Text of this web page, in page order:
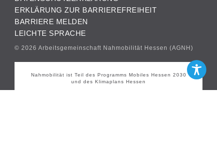
ERKLÄRUNG ZUR BARRIEREFREIHEIT
BARRIERE MELDEN
LEICHTE SPRACHE
© 2026 Arbeitsgemeinschaft Nahmobilität Hessen (AGNH)
Nahmobilität ist Teil des Programms Mobiles Hessen 2030
und des Klimaplans Hessen